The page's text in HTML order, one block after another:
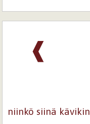
❰
niinkö siinä kävikin